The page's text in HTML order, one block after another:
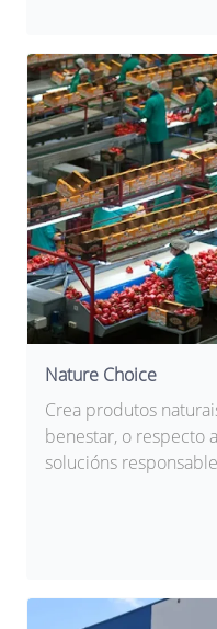
Nature Choice
Crea produtos
benestar, o respecto
solucións